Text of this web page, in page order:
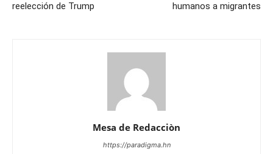
reelección de Trump
humanos a migrantes
Mesa de Redacciòn
https://paradigma.hn